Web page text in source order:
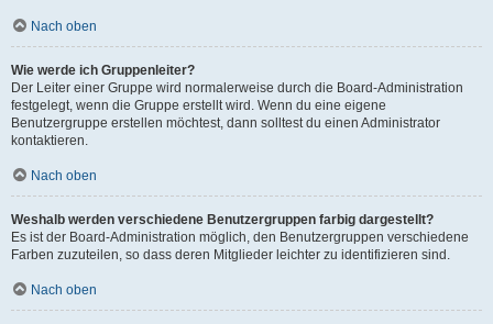
Nach oben
Wie werde ich Gruppenleiter?
Der Leiter einer Gruppe wird normalerweise durch die Board-Administration
festgelegt, wenn die Gruppe erstellt wird. Wenn du eine eigene
Benutzergruppe erstellen möchtest, dann solltest du einen Administrator
kontaktieren.
Nach oben
Weshalb werden verschiedene Benutzergruppen farbig dargestellt?
Es ist der Board-Administration möglich, den Benutzergruppen verschiedene
Farben zuzuteilen, so dass deren Mitglieder leichter zu identifizieren sind.
Nach oben